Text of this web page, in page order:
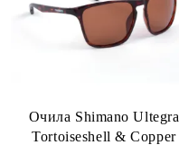
Очила Shimano Ultegra
Tortoiseshell & Copper